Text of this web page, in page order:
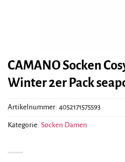
CAMANO Socken
Winter 2er Pack
Artikelnummer: 4052171575593
Kategorie: Socken Damen